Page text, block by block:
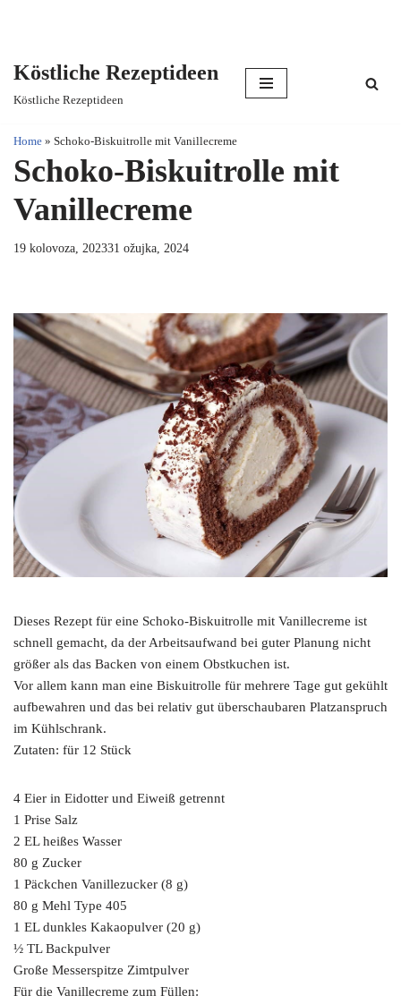
content
Köstliche Rezeptideen
Köstliche Rezeptideen
Home » Schoko-Biskuitrolle mit Vanillecreme
Schoko-Biskuitrolle mit
Vanillecreme
19 kolovoza, 202331 ožujka, 2024
Dieses Rezept für eine Schoko-Biskuitrolle mit Vanillecreme ist
schnell gemacht, da der Arbeitsaufwand bei guter Planung nicht
größer als das Backen von einem Obstkuchen ist.
Vor allem kann man eine Biskuitrolle für mehrere Tage gut gekühlt
aufbewahren und das bei relativ gut überschaubaren Platzanspruch
im Kühlschrank.
Zutaten: für 12 Stück
4 Eier in Eidotter und Eiweiß getrennt
1 Prise Salz
2 EL heißes Wasser
80 g Zucker
1 Päckchen Vanillezucker (8 g)
80 g Mehl Type 405
1 EL dunkles Kakaopulver (20 g)
½ TL Backpulver
Große Messerspitze Zimtpulver
Für die Vanillecreme zum Füllen: